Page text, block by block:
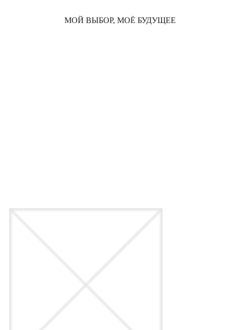
МОЙ ВЫБОР, МОЁ БУДУЩЕЕ